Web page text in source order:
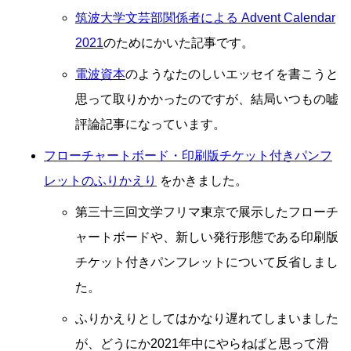
筑波大学文芸部関係者による Advent Calendar
2021のためにかいた記事です。
電波資本のようなたのしいエッセイを書こうと
思って取りかかったのですが、結局いつもの嘘
評論記事になっています。
フローチャートボード・印刷版チケット付きパンフ
レットのふりかえり をかきました。
第三十三回文学フリマ東京で展示したフローチ
ャートボードや、新しい発行形態である印刷版
チケット付きパンフレットについて反省しまし
た。
ふりかえりとしてはかなり遅れてしまいました
が、どうにか2021年中にやらねばと思って滑